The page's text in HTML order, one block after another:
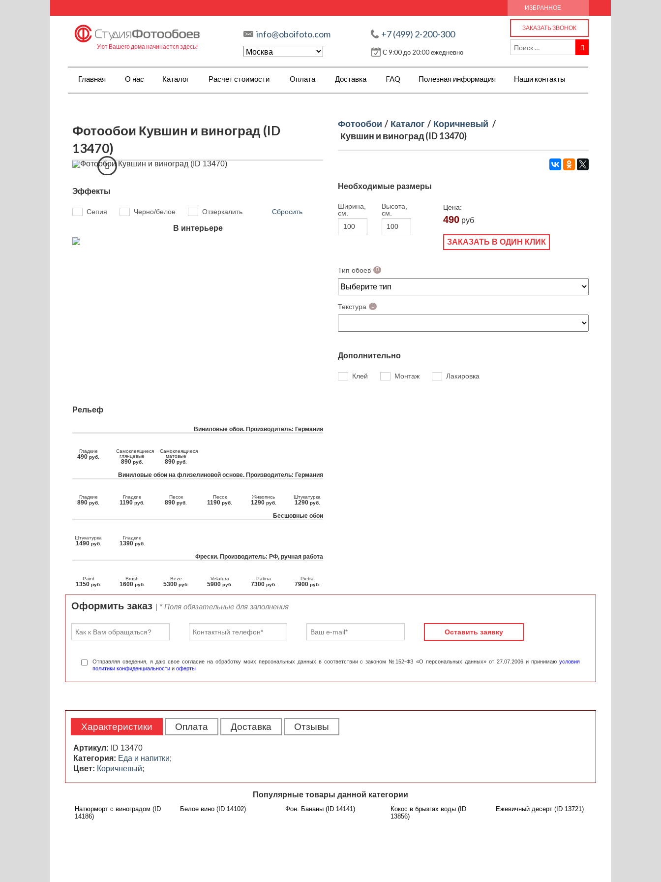
ИЗБРАННОЕ
Уют Вашего дома начинается здесь!
info@oboifoto.com +7 (499) 2-200-300
С 9:00 до 20:00 ежедневно
ЗАКАЗАТЬ ЗВОНОК
Главная О нас Каталог Расчет стоимости Оплата Доставка FAQ Полезная информация Наши контакты
Фотообои Кувшин и виноград (ID
13470)
Эффекты
Сепия Черно/белое Отзеркалить Сбросить
В интерьере
Фотообои / Каталог / Коричневый /
Кувшин и виноград (ID 13470)
Необходимые размеры
Ширина,
см.
Высота,
см.
Цена:
490 руб
ЗАКАЗАТЬ В ОДИН КЛИК
Тип обоев
Текстура
Дополнительно
Клей Монтаж Лакировка
Рельеф
Виниловые обои. Производитель: Германия
Гладкие
490 руб.
Самоклеящиеся
глянцевые
890 руб.
Самоклеящиеся
матовые
890 руб.
Виниловые обои на флизелиновой основе. Производитель: Германия
Гладкие
890 руб.
Гладкие
1190 руб.
Песок
890 руб.
Песок
1190 руб.
Живопись
1290 руб.
Штукатурка
1290 руб.
Бесшовные обои
Штукатурка
1490 руб.
Гладкие
1390 руб.
Фрески. Производитель: РФ, ручная работа
Paint
1350 руб.
Brush
1600 руб.
Beze
5300 руб.
Velatura
5900 руб.
Patina
7300 руб.
Pietra
7900 руб.
Оформить заказ | * Поля обязательные для заполнения
Оставить заявку
Отправляя сведения, я даю свое согласие на обработку моих персональных данных в соответствии с законом №152-ФЗ «О персональных данных» от 27.07.2006 и принимаю условия
политики конфиденциальности и оферты
Характеристики Оплата Доставка Отзывы
Артикул:
ID 13470
Категория: Еда и напитки;
Цвет: Коричневый;
Популярные товары данной категории
Натюрморт с виноградом (ID
14186)
Белое вино (ID 14102) Фон. Бананы (ID 14141)
Кокос в брызгах воды (ID
13856)
Ежевичный десерт (ID 13721)